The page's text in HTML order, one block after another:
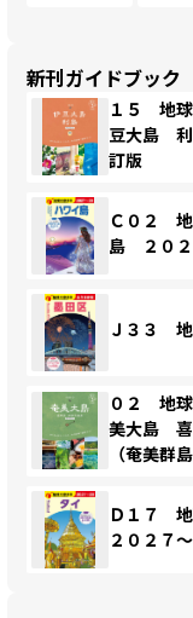
新刊ガイドブック
１５ 地
豆大島 利
訂版
Ｃ０２
島 ２０２
Ｊ３３
０２ 地
美大島
（奄美群
Ｄ１７
２０２７